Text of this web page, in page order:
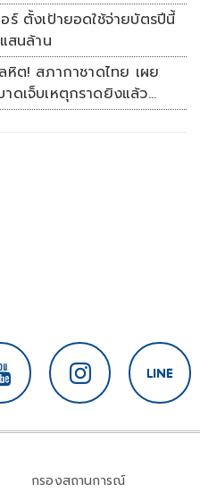
ร์ ตั้งเป้ายอดใช้จ่ายบัตรปีนี้
สนล้าน
หิต! สภากาชาดไทย เผย
ดเจ็บเหตุกราดยิงแล้ว
กรองสถานการณ์